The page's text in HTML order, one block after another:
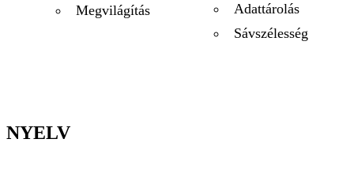
Megvilágítás
Adattárolás
Sávszélesség
NYELV